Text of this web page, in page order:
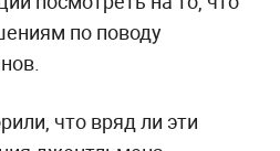
по поводу
что вряд ли эти